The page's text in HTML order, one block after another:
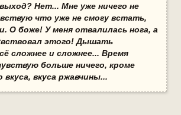
Нет... Мне уже ничего не
что уже не смогу встать,
О боже! У меня отвалилась нога, а
этого! Дышать
сложнее и сложнее... Время
больше ничего, кроме
вкуса, вкуса ржавчины...